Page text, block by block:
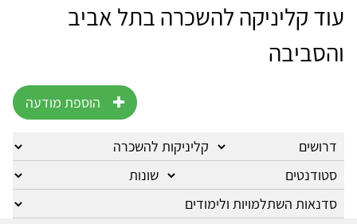
עוד קליניקה להשכרה בתל אביב
והסביבה
הוספת מודעה